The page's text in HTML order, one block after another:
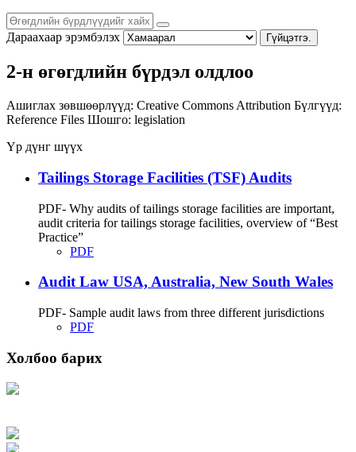
Дараахаар эрэмбэлэх Гүйцэтгэ.
2-н өгөгдлийн бүрдэл олдлоо
Ашиглах зөвшөөрлүүд: Creative Commons Attribution Бүлгүүд:
Reference Files Шошго: legislation
Үр дүнг шүүх
Tailings Storage Facilities (TSF) Audits
PDF- Why audits of tailings storage facilities are important,
audit criteria for tailings storage facilities, overview of “Best
Practice”
PDF
Audit Law USA, Australia, New South Wales
PDF- Sample audit laws from three different jurisdictions
PDF
Холбоо барих